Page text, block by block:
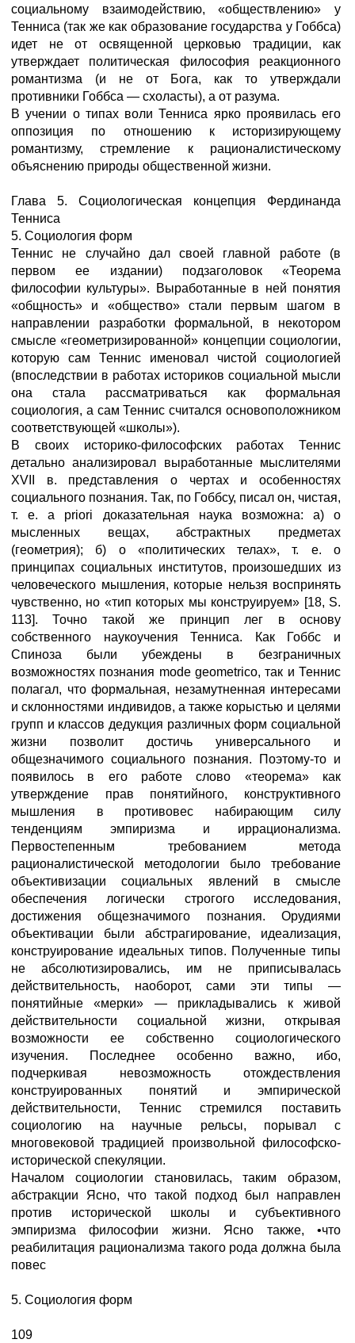
социальному взаимодействию, «обществлению» у
Тенниса (так же как образование государства у Гоббса)
идет не от освященной церковью традиции, как
утверждает политическая философия реакционного
романтизма (и не от Бога, как то утверждали
противники Гоббса — схоласты), а от разума.
В учении о типах воли Тенниса ярко проявилась его
оппозиция по отношению к историзирующему
романтизму, стремление к рационалистическому
объяснению природы общественной жизни.
Глава 5. Социологическая концепция Фердинанда
Тенниса
5. Социология форм
Теннис не случайно дал своей главной работе (в
первом ее издании) подзаголовок «Теорема
философии культуры». Выработанные в ней понятия
«общность» и «общество» стали первым шагом в
направлении разработки формальной, в некотором
смысле «геометризированной» концепции социологии,
которую сам Теннис именовал чистой социологией
(впоследствии в работах историков социальной мысли
она стала рассматриваться как формальная
социология, а сам Теннис считался основоположником
соответствующей «школы»).
В своих историко-философских работах Теннис
детально анализировал выработанные мыслителями
XVII в. представления о чертах и особенностях
социального познания. Так, по Гоббсу, писал он, чистая,
т. е. a priori доказательная наука возможна: а) о
мысленных вещах, абстрактных предметах
(геометрия); б) о «политических телах», т. е. о
принципах социальных институтов, произошедших из
человеческого мышления, которые нельзя воспринять
чувственно, но «тип которых мы конструируем» [18, S.
113]. Точно такой же принцип лег в основу
собственного наукоучения Тенниса. Как Гоббс и
Спиноза были убеждены в безграничных
возможностях познания mode geometrico, так и Теннис
полагал, что формальная, незамутненная интересами
и склонностями индивидов, а также корыстью и целями
групп и классов дедукция различных форм социальной
жизни позволит достичь универсального и
общезначимого социального познания. Поэтому-то и
появилось в его работе слово «теорема» как
утверждение прав понятийного, конструктивного
мышления в противовес набирающим силу
тенденциям эмпиризма и иррационализма.
Первостепенным требованием метода
рационалистической методологии было требование
объективизации социальных явлений в смысле
обеспечения логически строгого исследования,
достижения общезначимого познания. Орудиями
объективации были абстрагирование, идеализация,
конструирование идеальных типов. Полученные типы
не абсолютизировались, им не приписывалась
действительность, наоборот, сами эти типы —
понятийные «мерки» — прикладывались к живой
действительности социальной жизни, открывая
возможности ее собственно социологического
изучения. Последнее особенно важно, ибо,
подчеркивая невозможность отождествления
конструированных понятий и эмпирической
действительности, Теннис стремился поставить
социологию на научные рельсы, порывал с
многовековой традицией произвольной философско-
исторической спекуляции.
Началом социологии становилась, таким образом,
абстракции Ясно, что такой подход был направлен
против исторической школы и субъективного
эмпиризма философии жизни. Ясно также, •что
реабилитация рационализма такого рода должна была
повес
5. Социология форм
109